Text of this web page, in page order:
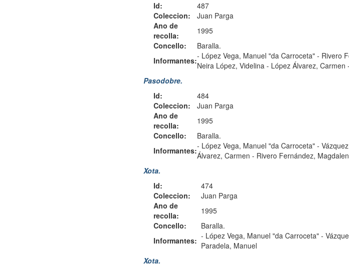
Id:
487
Coleccion:
Juan Parga
Ano de
recolla:
1995
Concello:
Baralla.
Informantes:- López Vega, Manuel "da Carroceta" - Rivero
Neira López, Videlina - López Álvarez, Carmen -
Pasodobre.
Id:
484
Coleccion:
Juan Parga
Ano de
recolla:
1995
Concello:
Baralla.
Informantes:- López Vega, Manuel "da Carroceta" -
Álvarez, Carmen - Rivero Fernández,
Xota.
Id:
474
Coleccion:
Juan Parga
Ano de
recolla:
1995
Concello:
Baralla.
Informantes: - López Vega, Manuel "da Carroceta" -
Paradela, Manuel
Xota.